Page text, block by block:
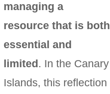
managing a
resource that is both
essential and
limited . In the Canary
Islands, this reflection